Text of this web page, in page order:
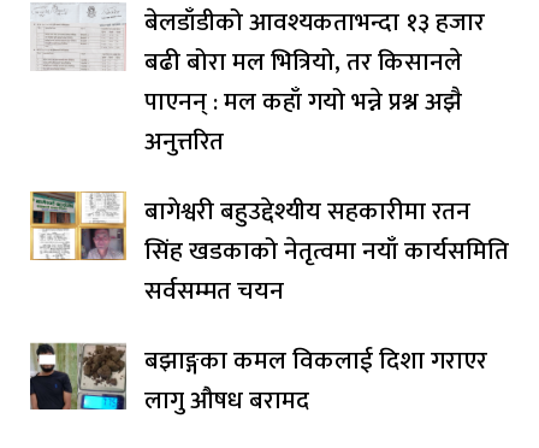
बेलडाँडीको आवश्यकताभन्दा १३ हजार
बढी बोरा मल भित्रियो, तर किसानले
पाएनन् : मल कहाँ गयो भन्ने प्रश्न अझै
अनुत्तरित
बागेश्वरी बहुउद्देश्यीय सहकारीमा रतन
सिंह खडकाको नेतृत्वमा नयाँ कार्यसमिति
सर्वसम्मत चयन
बझाङ्गका कमल विकलाई दिशा गराएर
लागु औषध बरामद